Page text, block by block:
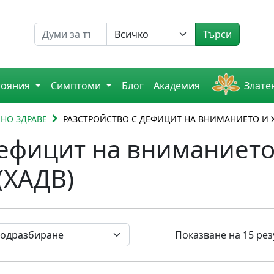
Търсене на Търси
Симптоми Блог Академия
ЗДРАВЕ РАЗСТРОЙСТВО С ДЕФИЦИТ НА ВНИМАНИЕТО И
на
Показване на 15